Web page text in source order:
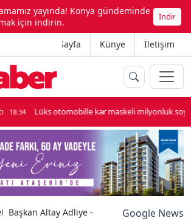
yayında! Konya gündeminde
için indirin.
İndir
Ana Sayfa Künye İletişim
Lüks otomobille kar maskeli milyonluk soygun
Başkan Altay Adliye - Şehir Hastanesi Raylı
Google News